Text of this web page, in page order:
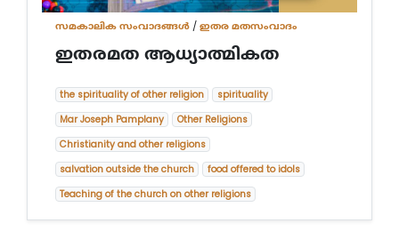
സമകാലിക സംവാദങ്ങൾ /ഇതര മതസംവാദം
ഇതരമത ആധ്യാത്മികത
the spirituality of other religion
spirituality
Mar Joseph Pamplany
Other Religions
Christianity and other religions
salvation outside the church
food offered to idols
Teaching of the church on other religions